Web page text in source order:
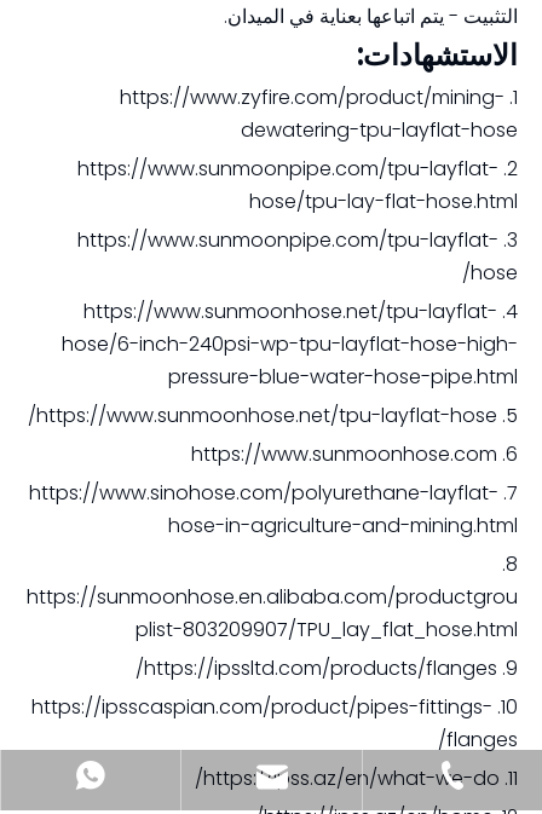
التثبيت - يتم اتباعها بعناية في الميدان.
الاستشهادات:
1. https://www.zyfire.com/product/mining-
dewatering-tpu-layflat-hose
2. https://www.sunmoonpipe.com/tpu-layflat-
hose/tpu-lay-flat-hose.html
3. https://www.sunmoonpipe.com/tpu-layflat-
hose/
4. https://www.sunmoonhose.net/tpu-layflat-
hose/6-inch-240psi-wp-tpu-layflat-hose-high-
pressure-blue-water-hose-pipe.html
5. https://www.sunmoonhose.net/tpu-layflat-hose/
6. https://www.sunmoonhose.com
7. https://www.sinohose.com/polyurethane-layflat-
hose-in-agriculture-and-mining.html
8.
https://sunmoonhose.en.alibaba.com/productgrou
plist-803209907/TPU_lay_flat_hose.html
9. https://ipssltd.com/products/flanges/
10. https://ipsscaspian.com/product/pipes-fittings-
flanges/
11. https://ipss.az/en/what-we-do/
+8618857413937
sia@sunmoonhose.com
+8618857413937